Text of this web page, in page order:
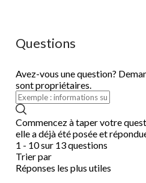
Questions
Avez-vous une question?
sont propriétaires.
Commencez à taper votre
elle a déjà été posée et
1 - 10 sur 13 questions
Trier par
Réponses les plus utiles